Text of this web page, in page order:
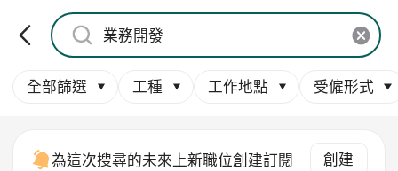
全部篩選 工種 工作地點 受僱形式
為這次搜尋的未來上新職位創建訂閱 創建